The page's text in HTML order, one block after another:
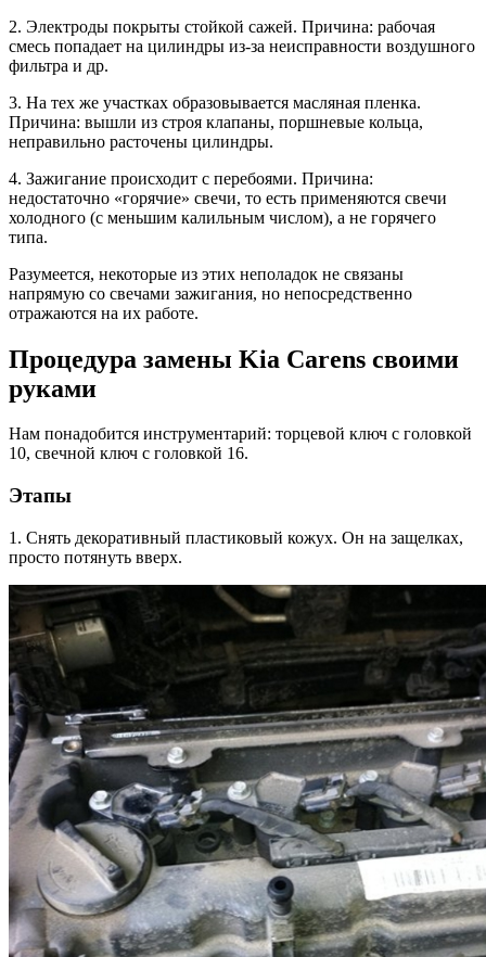
2. Электроды покрыты стойкой сажей. Причина: рабочая
смесь попадает на цилиндры из-за неисправности воздушного
фильтра и др.
3. На тех же участках образовывается масляная пленка.
Причина: вышли из строя клапаны, поршневые кольца,
неправильно расточены цилиндры.
4. Зажигание происходит с перебоями. Причина:
недостаточно «горячие» свечи, то есть применяются свечи
холодного (с меньшим калильным числом), а не горячего
типа.
Разумеется, некоторые из этих неполадок не связаны
напрямую со свечами зажигания, но непосредственно
отражаются на их работе.
Процедура замены Kia Carens своими
руками
Нам понадобится инструментарий: торцевой ключ с головкой
10, свечной ключ с головкой 16.
Этапы
1. Снять декоративный пластиковый кожух. Он на защелках,
просто потянуть вверх.